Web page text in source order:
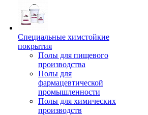
Специальные химстойкие
покрытия
Полы для пищевого
производства
Полы для
фармацевтической
промышленности
Полы для химических
производств